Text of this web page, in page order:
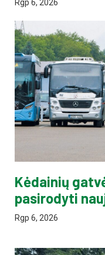
Rgp 6, 2026
Kėdainių
pasirodyti
Rgp 6, 2026